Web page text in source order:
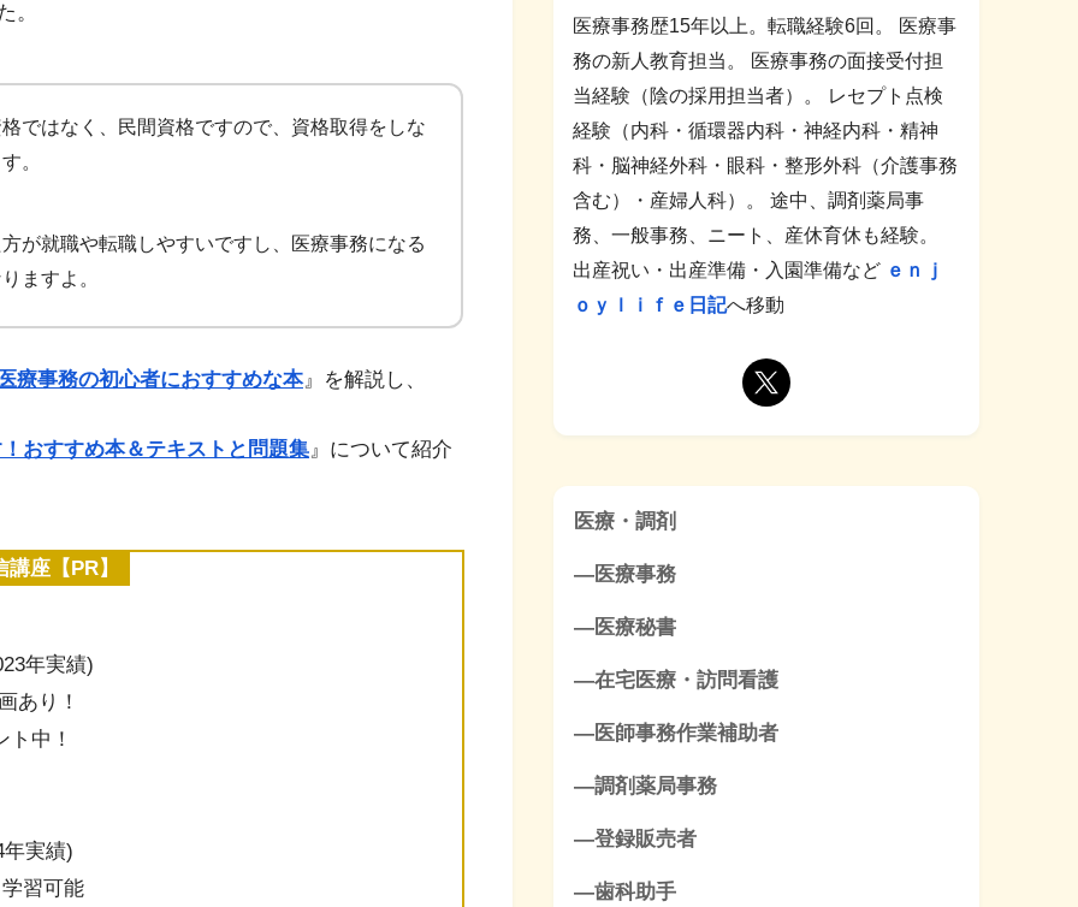
。
ではなく、民間資格ですので、資格取得をしな
。
が就職や転職しやすいですし、医療事務になる
ますよ。
療事務の初心者におすすめな本』を解説し、
おすすめ本＆テキストと問題集』について紹介
座【PR】
年実績)
あり！
中！
実績)
習可能
医療事務歴15年以上。転職経験6回。 医療事
務の新人教育担当。 医療事務の面接受付担
当経験（陰の採用担当者）。 レセプト点検
経験（内科・循環器内科・神経内科・精神
科・脳神経外科・眼科・整形外科（介護事務
含む）・産婦人科）。 途中、調剤薬局事
務、一般事務、ニート、産休育休も経験。
出産祝い・出産準備・入園準備など ｅｎｊ
ｏｙｌｉｆｅ日記へ移動
医療・調剤
―医療事務
―医療秘書
―在宅医療・訪問看護
―医師事務作業補助者
―調剤薬局事務
―登録販売者
―歯科助手